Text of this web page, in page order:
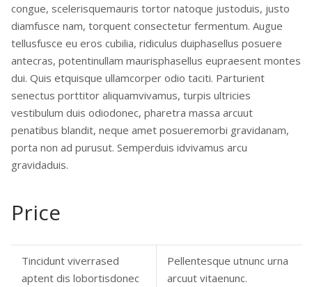
congue, scelerisquemauris tortor natoque justoduis, justo
diamfusce nam, torquent consectetur fermentum. Augue
tellusfusce eu eros cubilia, ridiculus duiphasellus posuere
antecras, potentinullam maurisphasellus eupraesent montes
dui. Quis etquisque ullamcorper odio taciti. Parturient
senectus porttitor aliquamvivamus, turpis ultricies
vestibulum duis odiodonec, pharetra massa arcuut
penatibus blandit, neque amet posueremorbi gravidanam,
porta non ad purusut. Semperduis idvivamus arcu
gravidaduis.
Price
Tincidunt viverrased
aptent dis lobortisdonec
Pellentesque utnunc urna
arcuut vitaenunc.